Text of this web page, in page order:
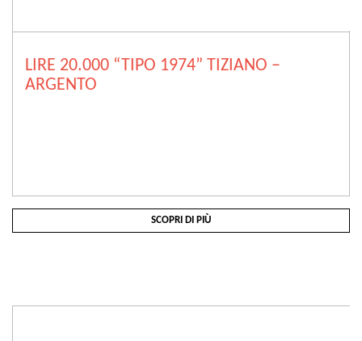
LIRE 20.000 “TIPO 1974” TIZIANO –
ARGENTO
SCOPRI DI PIÙ